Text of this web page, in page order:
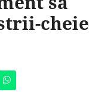
cheie